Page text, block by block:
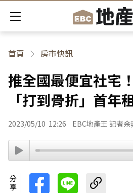
首頁 房市快訊
推全國最便宜社宅
「打到骨折」首年
2023/05/10 12:26 EBC地產王 記者余
分享